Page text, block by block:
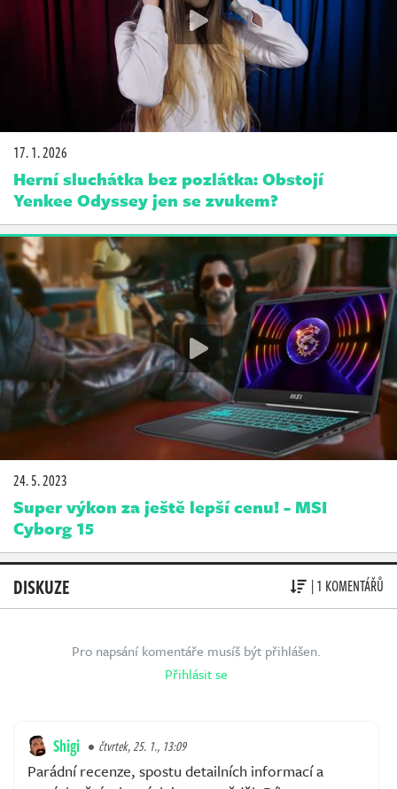
17. 1. 2026
Herní sluchátka bez pozlátka: Obstojí
Yenkee Odyssey jen se zvukem?
24. 5. 2023
Super výkon za ještě lepší cenu! - MSI
Cyborg 15
DISKUZE | 1 KOMENTÁŘŮ
Pro napsání komentáře musíš být přihlášen.
Přihlásit se
Shigi čtvrtek, 25. 1., 13:09
Parádní recenze, spostu detailních informací a